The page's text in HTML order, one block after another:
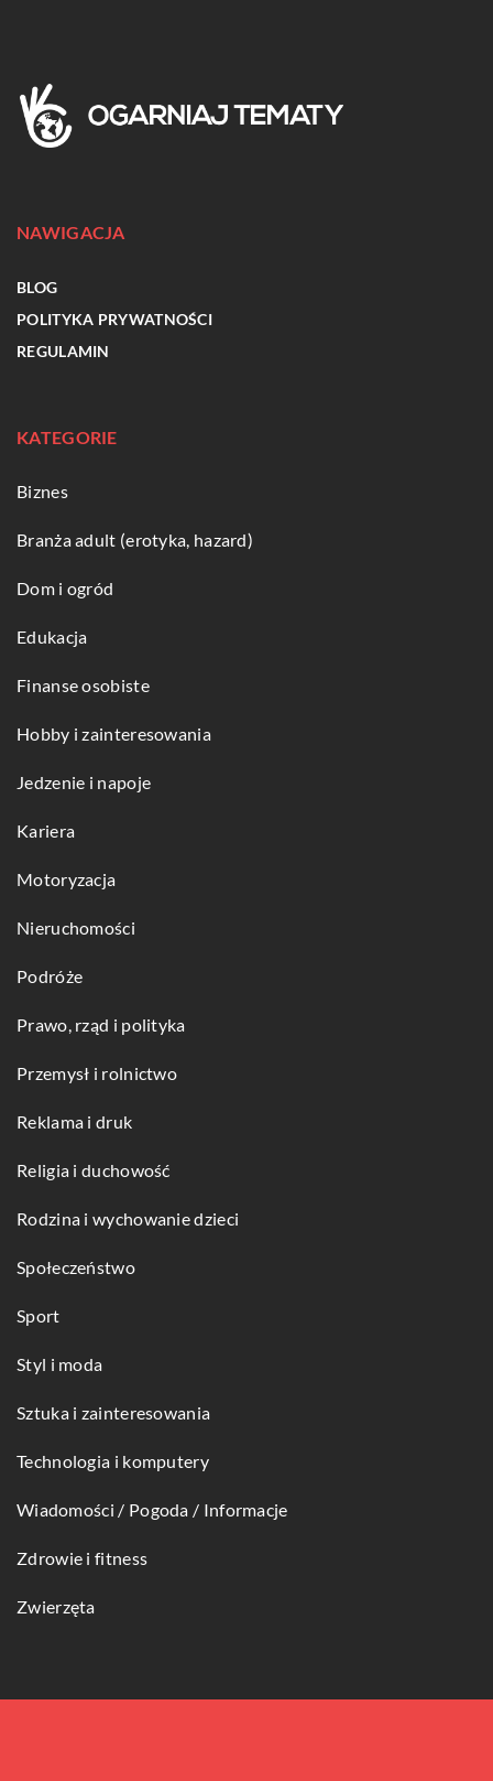
NAWIGACJA
BLOG
POLITYKA PRYWATNOŚCI
REGULAMIN
KATEGORIE
Biznes
Branża adult (erotyka, hazard)
Dom i ogród
Edukacja
Finanse osobiste
Hobby i zainteresowania
Jedzenie i napoje
Kariera
Motoryzacja
Nieruchomości
Podróże
Prawo, rząd i polityka
Przemysł i rolnictwo
Reklama i druk
Religia i duchowość
Rodzina i wychowanie dzieci
Społeczeństwo
Sport
Styl i moda
Sztuka i zainteresowania
Technologia i komputery
Wiadomości / Pogoda / Informacje
Zdrowie i fitness
Zwierzęta